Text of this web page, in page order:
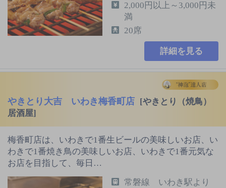
2,000円以上～3,000円未
満
20席
詳細を見る
やきとり大吉 いわき梅香町店 [やきとり（焼鳥）
居酒屋]
梅香町店は、いわきで1番生ビールの美味しいお店、い
わきで1番焼き鳥の美味しいお店、いわきで1番元気な
お店を目指して、毎日…
常磐線 いわき駅より